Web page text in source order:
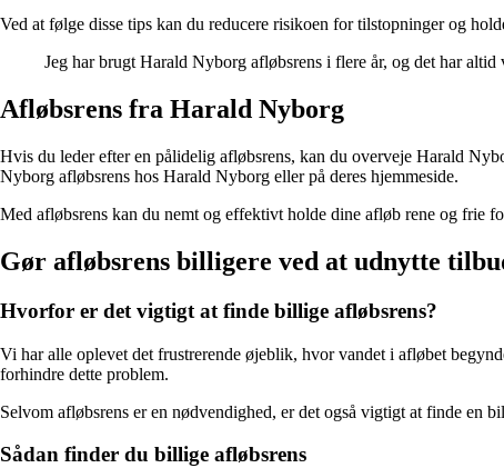
Ved at følge disse tips kan du reducere risikoen for tilstopninger og
Jeg har brugt Harald Nyborg afløbsrens i flere år, og det har
Afløbsrens fra Harald Nyborg
Hvis du leder efter en pålidelig afløbsrens, kan du overveje Harald
Nyborg afløbsrens hos Harald Nyborg eller på deres hjemmeside.
Med afløbsrens kan du nemt og effektivt holde dine afløb rene og frie
Gør afløbsrens billigere ved at udnytte
Hvorfor er det vigtigt at finde billige afløbsrens?
Vi har alle oplevet det frustrerende øjeblik, hvor vandet i afløbet
forhindre dette problem.
Selvom afløbsrens er en nødvendighed, er det også vigtigt at finde en
Sådan finder du billige afløbsrens